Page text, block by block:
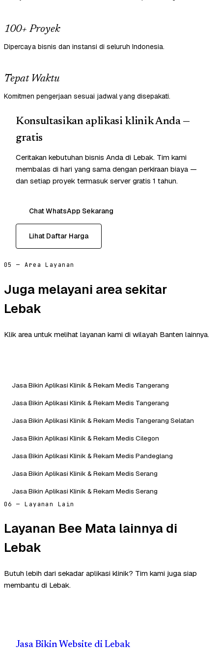
100+ Proyek
Dipercaya bisnis dan instansi di seluruh Indonesia.
Tepat Waktu
Komitmen pengerjaan sesuai jadwal yang disepakati.
Konsultasikan aplikasi klinik Anda —
gratis
Ceritakan kebutuhan bisnis Anda di Lebak. Tim kami
membalas di hari yang sama dengan perkiraan biaya —
dan setiap proyek termasuk server gratis 1 tahun.
Chat WhatsApp Sekarang
Lihat Daftar Harga
05 — Area Layanan
Juga melayani area sekitar
Lebak
Klik area untuk melihat layanan kami di wilayah Banten lainnya.
Jasa Bikin Aplikasi Klinik & Rekam Medis Tangerang
Jasa Bikin Aplikasi Klinik & Rekam Medis Tangerang
Jasa Bikin Aplikasi Klinik & Rekam Medis Tangerang Selatan
Jasa Bikin Aplikasi Klinik & Rekam Medis Cilegon
Jasa Bikin Aplikasi Klinik & Rekam Medis Pandeglang
Jasa Bikin Aplikasi Klinik & Rekam Medis Serang
Jasa Bikin Aplikasi Klinik & Rekam Medis Serang
06 — Layanan Lain
Layanan Bee Mata lainnya di
Lebak
Butuh lebih dari sekadar aplikasi klinik? Tim kami juga siap
membantu di Lebak.
Jasa Bikin Website di Lebak